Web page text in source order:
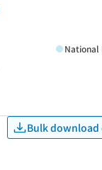
National
Bulk